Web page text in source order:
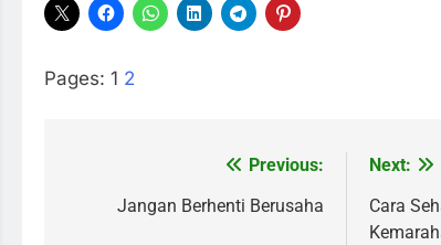
Pages: 1 2
Previous:
Jangan Berhenti Berusaha
Next:
Cara